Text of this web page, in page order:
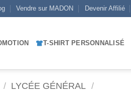
Vendre sur MADON Devenir Affilié
T-SHIRT PERSONNALISÉ
/ LYCÉE GÉNÉRAL /